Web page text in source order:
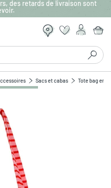
des retards de livraison sont
Sacs et cabas Tote bag en